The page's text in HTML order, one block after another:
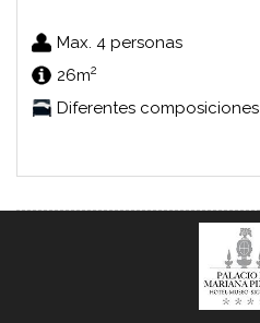
Max. 4 personas
26m2
Diferentes composiciones